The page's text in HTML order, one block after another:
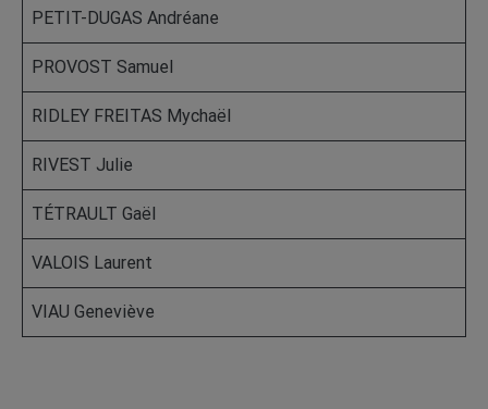
PETIT-DUGAS Andréane
PROVOST Samuel
RIDLEY FREITAS Mychaël
RIVEST Julie
TÉTRAULT Gaël
VALOIS Laurent
VIAU Geneviève